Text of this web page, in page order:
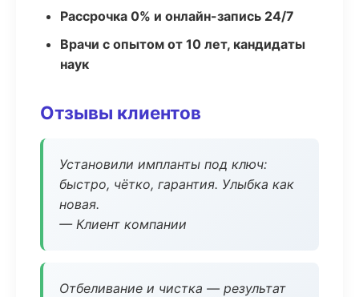
Рассрочка 0% и онлайн-запись 24/7
Врачи с опытом от 10 лет, кандидаты
наук
Отзывы клиентов
Установили импланты под ключ:
быстро, чётко, гарантия. Улыбка как
новая.
— Клиент компании
Отбеливание и чистка — результат